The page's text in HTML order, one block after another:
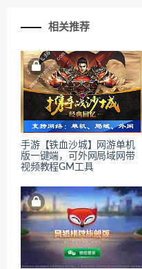
相关推荐
手游【铁血沙城】网游单机
版一键端，可外网局域网带
视频教程GM工具